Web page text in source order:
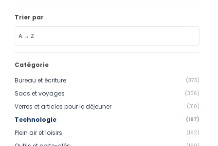
Sous-mains
Pochettes administratives
Tampons
Liasses
Carnets
Trier par
Catégorie
Bureau et écriture
(373)
Sacs et voyages (356)
Verres et articles pour le déjeuner (310)
Technologie (197)
Plein air et loisirs (192)